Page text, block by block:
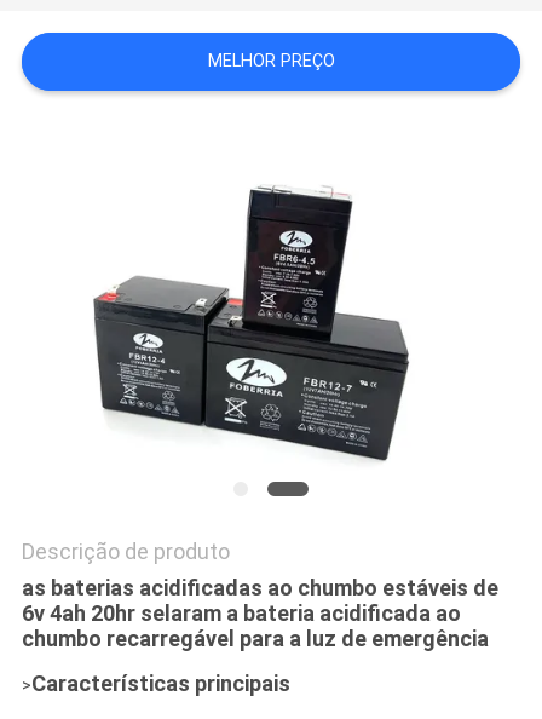
MAPA
DO
MELHOR PREÇO
Descrição de produto
as baterias acidificadas ao chumbo estáveis de
6v 4ah 20hr selaram a bateria acidificada ao
chumbo recarregável para a luz de emergência
>Características principais